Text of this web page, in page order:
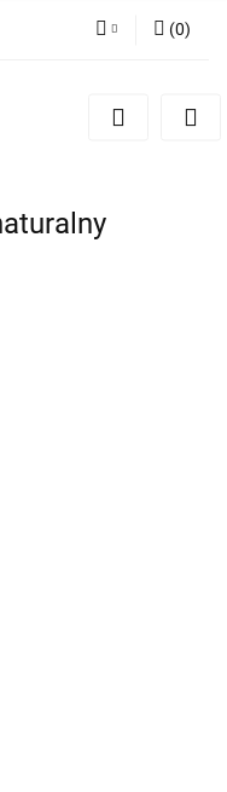
Zarejestruj się
(0)